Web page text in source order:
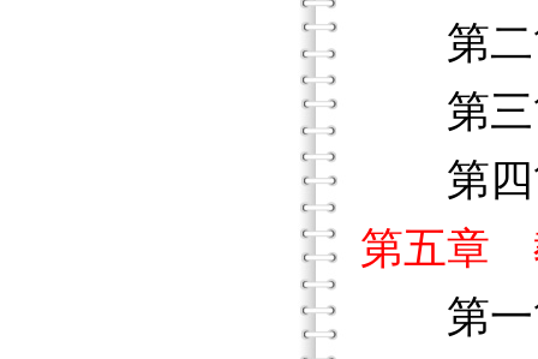
第二
第三
第四
第五章
第一